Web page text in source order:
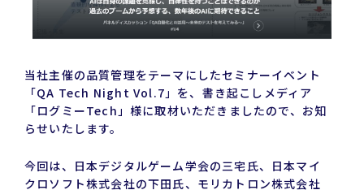
当社主催の品質管理をテーマにしたセミナーイベント
「QA Tech Night Vol.7」を、書き起こしメディア
「ログミーTech」様に取材いただきましたので、お知
らせいたします。
今回は、日本デジタルゲーム学会の三宅氏、日本マイ
クロソフト株式会社の下田氏、モリカトロン株式会社